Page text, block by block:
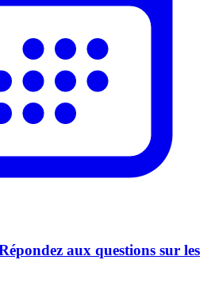
aux questions sur les